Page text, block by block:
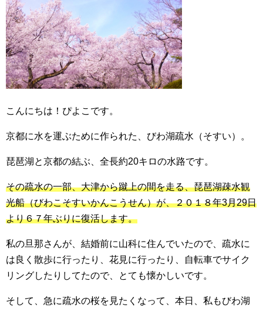
こんにちは！ぴよこです。
京都に水を運ぶために作られた、びわ湖疏水（そすい）。
琵琶湖と京都の結ぶ、全長約20キロの水路です。
その疏水の一部、大津から蹴上の間を走る、琵琶湖疎水観
光船（びわこそすいかんこうせん）が、２０１８年3月29日
より６７年ぶりに復活します。
私の旦那さんが、結婚前に山科に住んでいたので、疏水に
は良く散歩に行ったり、花見に行ったり、自転車でサイク
リングしたりしてたので、とても懐かしいです。
そして、急に疏水の桜を見たくなって、本日、私もびわ湖